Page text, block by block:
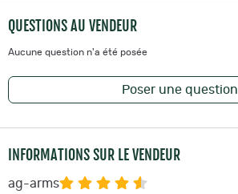
QUESTIONS AU VENDEUR
Aucune question n'a été posée
Poser une question
INFORMATIONS SUR LE VENDEUR
ag-arms